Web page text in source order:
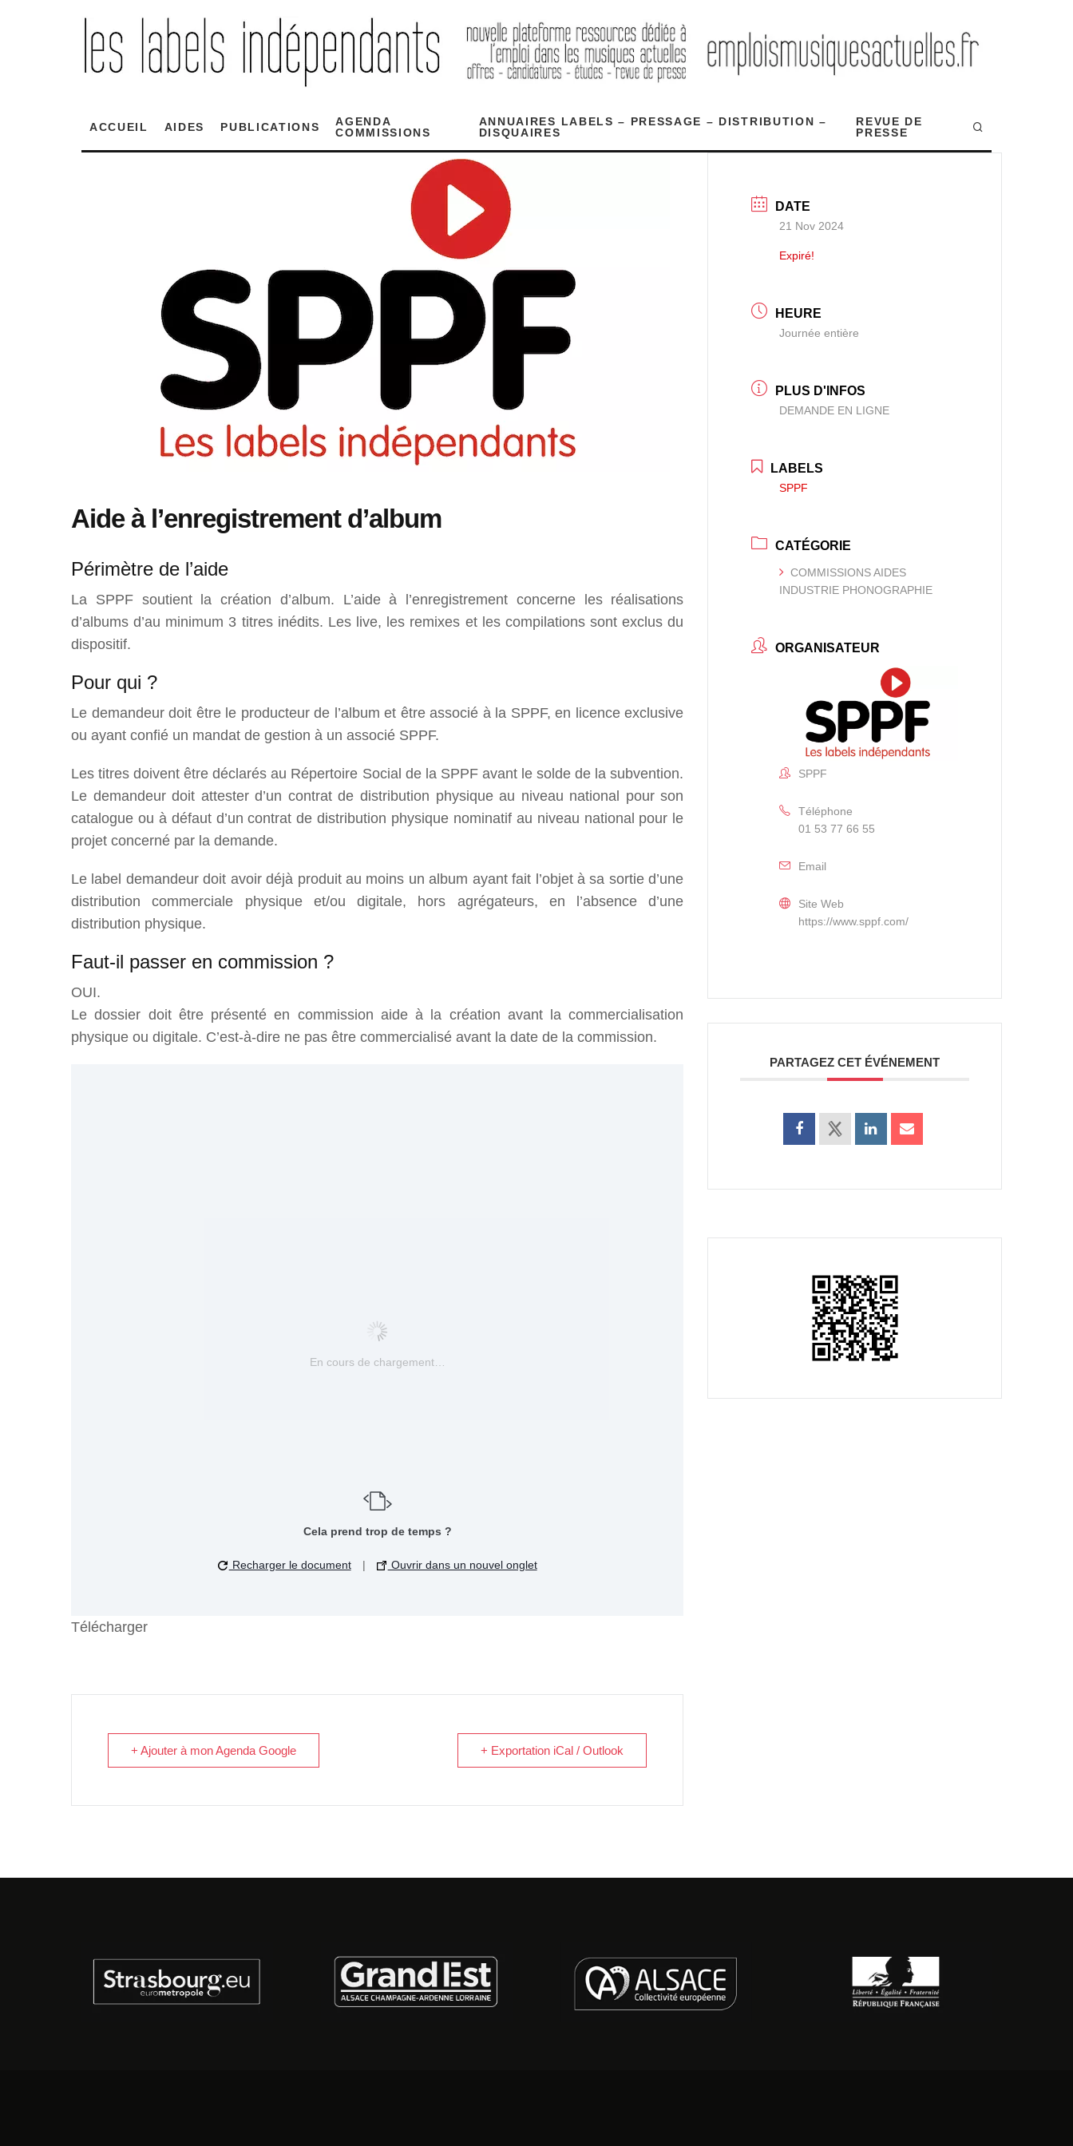
ACCUEIL AIDES PUBLICATIONS
AGENDA
COMMISSIONS
ANNUAIRES LABELS – PRESSAGE – DISTRIBUTION –
DISQUAIRES
REVUE DE
PRESSE
Aide à l’enregistrement d’album
Périmètre de l’aide
La SPPF soutient la création d’album. L’aide à l’enregistrement concerne les réalisations
d’albums d’au minimum 3 titres inédits. Les live, les remixes et les compilations sont exclus du
dispositif.
Pour qui ?
Le demandeur doit être le producteur de l’album et être associé à la SPPF, en licence exclusive
ou ayant confié un mandat de gestion à un associé SPPF.
Les titres doivent être déclarés au Répertoire Social de la SPPF avant le solde de la subvention.
Le demandeur doit attester d’un contrat de distribution physique au niveau national pour son
catalogue ou à défaut d’un contrat de distribution physique nominatif au niveau national pour le
projet concerné par la demande.
Le label demandeur doit avoir déjà produit au moins un album ayant fait l’objet à sa sortie d’une
distribution commerciale physique et/ou digitale, hors agrégateurs, en l’absence d’une
distribution physique.
Faut-il passer en commission ?
OUI.
Le dossier doit être présenté en commission aide à la création avant la commercialisation
physique ou digitale. C’est-à-dire ne pas être commercialisé avant la date de la commission.
En cours de chargement…
Cela prend trop de temps ?
Recharger le document | Ouvrir dans un nouvel onglet
Télécharger
+ Ajouter à mon Agenda Google + Exportation iCal / Outlook
DATE
21 Nov 2024
Expiré!
HEURE
Journée entière
PLUS D'INFOS
DEMANDE EN LIGNE
LABELS
SPPF
CATÉGORIE
COMMISSIONS AIDES
INDUSTRIE PHONOGRAPHIE
ORGANISATEUR
SPPF
Téléphone
01 53 77 66 55
Email
Site Web
https://www.sppf.com/
PARTAGEZ CET ÉVÉNEMENT